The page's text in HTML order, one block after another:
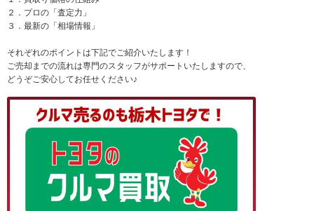
２．プロの「査定力」
３．最新の「相場情報」
それぞれのポイントは下記でご紹介いたします！
ご売却までの流れは専門のスタッフがサポートいたしますので、
どうぞご安心してお任せください♪